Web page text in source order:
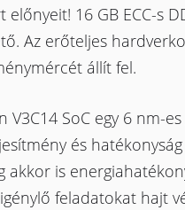
előnyeit! 16 GB ECC-s
Az erőteljes
állít fel.
V3C14 SoC egy 6 nm-
és
akkor is
feladatokat hajt